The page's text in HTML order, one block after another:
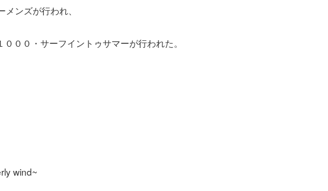
ンズが行われ、
００・サーフイントゥサマーが行われた。
wind~